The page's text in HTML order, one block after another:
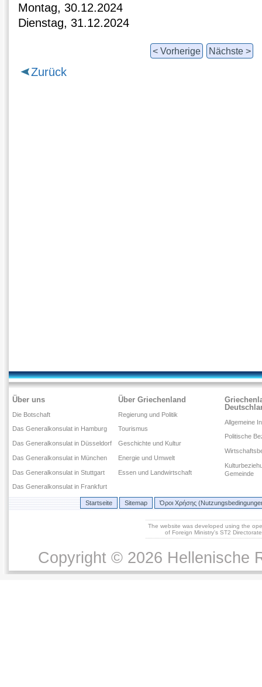
Montag, 30.12.2024
Dienstag, 31.12.2024
< Vorherige Nächste >
Zurück
Über uns
Die Botschaft
Das Generalkonsulat in Hamburg
Das Generalkonsulat in Düsseldorf
Das Generalkonsulat in München
Das Generalkonsulat in Stuttgart
Das Generalkonsulat in Frankfurt
Über Griechenland
Regierung und Politik
Tourismus
Geschichte und Kultur
Energie und Umwelt
Essen und Landwirtschaft
Allgemeine
Politische
Gemeinde
Startseite Sitemap Όροι Χρήσης
The website was developed using the
of Foreign Ministry's ST2
Copyright © 2026 Hellenische